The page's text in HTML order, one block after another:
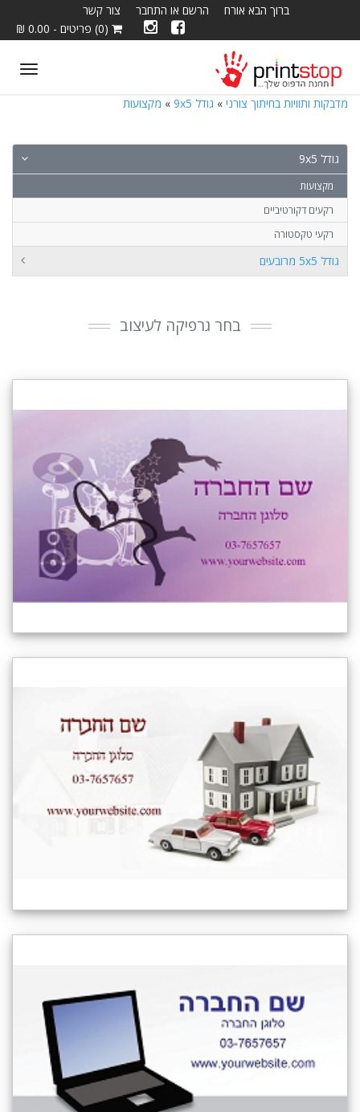
ברוך הבא אורח הרשם או התחבר
צור קשר
(0) פריטים - 0.00 ₪
מדבקות ותוויות בחיתוך צורני » גודל 9x5 » מקצועות
גודל 9x5
מקצועות
רקעים דקורטיביים
רקעי טקסטורה
גודל 5x5 מרובעים
בחר גרפיקה לעיצוב